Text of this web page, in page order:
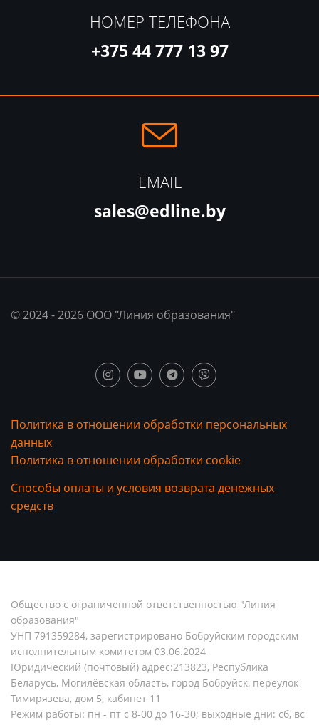
НОМЕР ТЕЛЕФОНА
+375 44 777 13 97
EMAIL
sales@edline.by
© 2024 - 2026 ООО "Линия образования"
Политика в отношении обработки персональных
данных
Политика в отношении обработки cookie
Способы оплаты и условия возврата денежных
средств
Общество с ограниченной ответственностью "Линия
образования"
УНП 791359284, зарегистрировано Бобруйским городским
исполнительным комитетом 03.06.2024
Юридический (почтовый) адрес:213823, Республика
Беларусь, Могилёвская область, город Бобруйск, переулок
Тимирязева, дом 5, кабинет 11
Режим работы: пн - пт с 8-00 до 16-30; выходные дни: сб, вс